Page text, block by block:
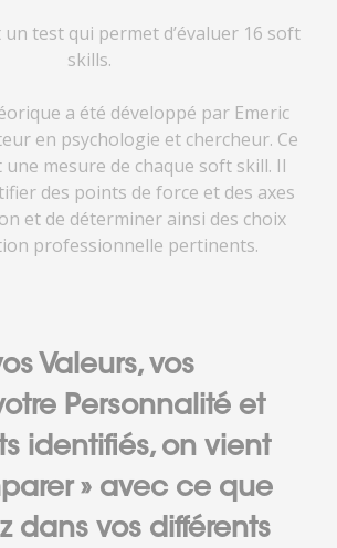
test qui permet d’évaluer 16 soft
skills.
a été développé par Emeric
en psychologie et chercheur. Ce
mesure de chaque soft skill. Il
des points de force et des axes
et de déterminer ainsi des choix
professionnelle pertinents.
Valeurs, vos
Personnalité et
identifiés, on vient
» avec ce que
dans vos différents